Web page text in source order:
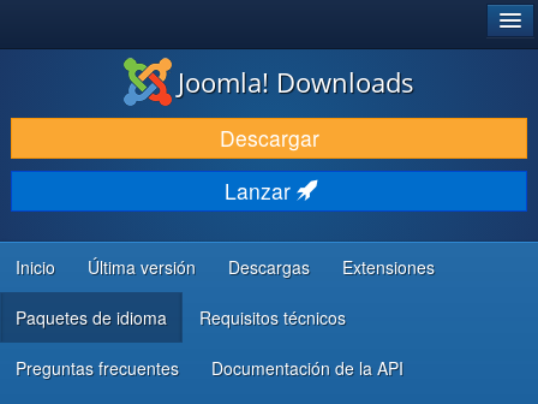
DESCARGAR
DESCUBRE Y APRENDE
COMUNIDAD Y AYUDA
RECURSOS PARA DESARROLLADORES
Joomla! Downloads
Descargar
Lanzar
Inicio Última versión Descargas Extensiones
Paquetes de idioma Requisitos técnicos
Preguntas frecuentes Documentación de la API